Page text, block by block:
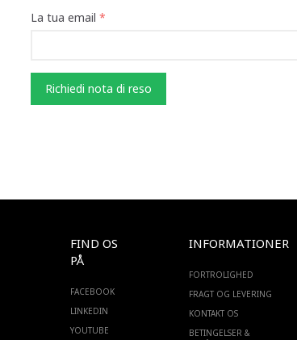
La tua email
Richiedi nota di reso
FIND OS
PÅ
FACEBOOK
LINKEDIN
YOUTUBE
INFORMATIONER
FORTROLIGHED
FRAGT OG LEVERING
KONTAKT OS
BETINGELSER &